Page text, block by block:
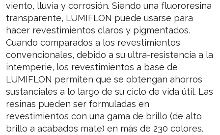
viento, lluvia y corrosión. Siendo una fluororesina
transparente, LUMIFLON puede usarse para
hacer revestimientos claros y pigmentados.
Cuando comparados a los revestimientos
convencionales, debido a su ultra-resistencia a la
intemperie, los revestimientos a base de
LUMIFLON permiten que se obtengan ahorros
sustanciales a lo largo de su ciclo de vida útil. Las
resinas pueden ser formuladas en
revestimientos con una gama de brillo (de alto
brillo a acabados mate) en más de 230 colores.